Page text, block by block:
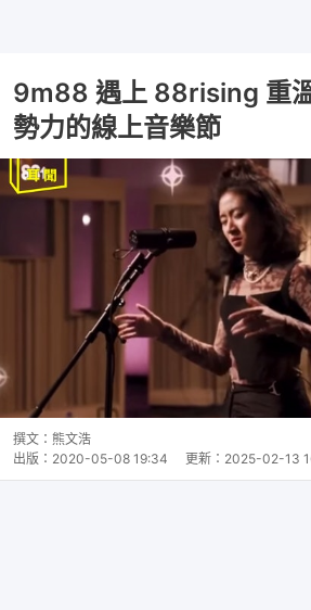
9m88 遇上 88rising 重
勢力的線上音樂節
撰文： 熊文浩
出版： 2020-05-08 19:34 更新： 2025-02-13